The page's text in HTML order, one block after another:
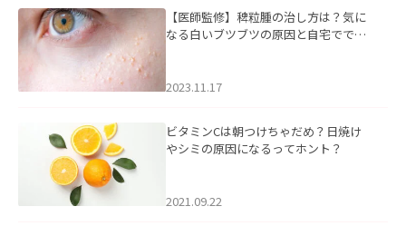
【医師監修】稗粒腫の治し方は？気に
なる白いブツブツの原因と自宅ででき
2023.11.17
ビタミンCは朝つけちゃだめ？日焼け
やシミの原因になるってホント？
2021.09.22